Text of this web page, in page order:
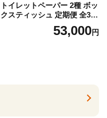
トイレットペーパー 2種 ボッ
クスティッシュ 定期便 全3
回 日本製 まとめ買い 防災
常備品 日用雑貨 消耗品 生活
53,000円